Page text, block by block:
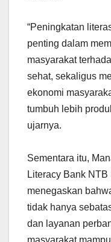
“Peningkatan
penting dalam
masyarakat
sehat, sekaligus
ekonomi
tumbuh lebih
ujarnya.
Sementara itu,
Literacy Bank
menegaskan
tidak hanya
dan layanan
masyarakat